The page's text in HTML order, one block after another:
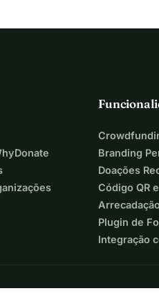
cria
educacionais.
Branding
Doações
Código QR
Plugin de
Integração